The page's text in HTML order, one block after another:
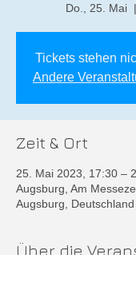
Do., 25. Mai
  |
Tickets stehen
Andere
Zeit & Ort
25. Mai 2023, 17:30 –
Augsburg, Am
Augsburg, Deutschland
Über die